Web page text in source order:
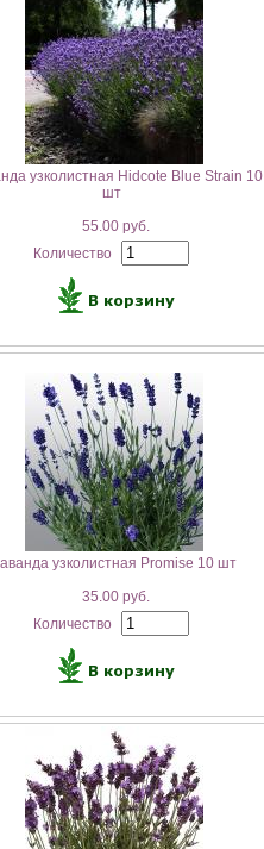
узколистная Hidcote Blue Strain 10
шт
55.00 руб.
Количество
узколистная Promise 10 шт
35.00 руб.
Количество